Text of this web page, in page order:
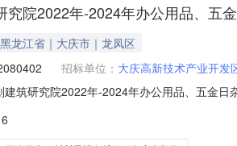
究院2022年-2024年办公用品、五
黑龙江省｜大庆市｜龙凤区
招标单位： 大庆高新技术产业开发
建筑研究院2022年-2024年办公用品、五金
庆高新技术产业开发区规划建筑研究院四、